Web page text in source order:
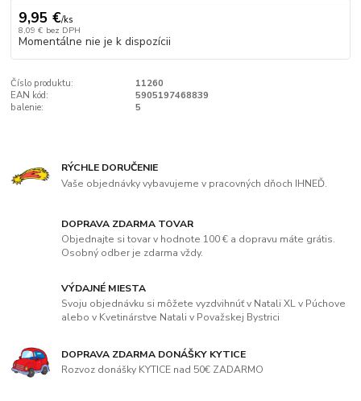
9,95 €/ks
8,09 € bez DPH
Momentálne nie je k dispozícii
Číslo produktu:
11260
EAN kód:
5905197468839
balenie:
5
RÝCHLE DORUČENIE
Vaše objednávky vybavujeme v pracovných dňoch IHNEĎ.
DOPRAVA ZDARMA TOVAR
Objednajte si tovar v hodnote 100 € a dopravu máte grátis.
Osobný odber je zdarma vždy.
VÝDAJNÉ MIESTA
Svoju objednávku si môžete vyzdvihnúť v Natali XL v Púchove
alebo v Kvetinárstve Natali v Považskej Bystrici
DOPRAVA ZDARMA DONÁŠKY KYTICE
Rozvoz donášky KYTICE nad 50€ ZADARMO